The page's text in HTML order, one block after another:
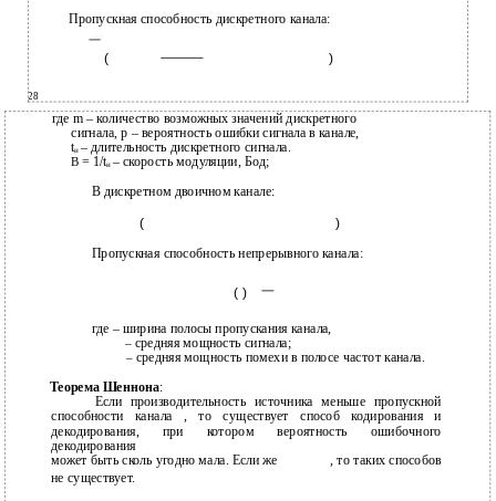
Пропускная способность дискретного канала:
( )
28
где m – количество возможных значений дискретного
сигнала, p – вероятность ошибки сигнала в канале,
tи – длительность дискретного сигнала.
В = 1/tи – скорость модуляции, Бод;
В дискретном двоичном канале:
( )
Пропускная способность непрерывного канала:
( )
где – ширина полосы пропускания канала,
– средняя мощность сигнала;
– средняя мощность помехи в полосе частот канала.
Теорема Шеннона:
Если производительность источника меньше пропускной
способности канала , то существует способ кодирования и
декодирования, при котором вероятность ошибочного
декодирования
может быть сколь угодно мала. Если же
, то таких способов
не существует.